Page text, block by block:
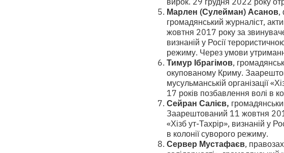
Марлен (Сулейман) Асанов,
громадянський журналіст,
жовтня 2017 року за
визнаній у Росії
режиму. Через умови
Тимур Ібрагімов,
окупованому Криму.
мусульманській організації
17 років позбавлення волі в
Сейран Салієв,
Заарештований 11 жовтня
«Хізб ут-Тахрір», визнаній у
в колонії суворого режиму.
Сервер Мустафаєв,